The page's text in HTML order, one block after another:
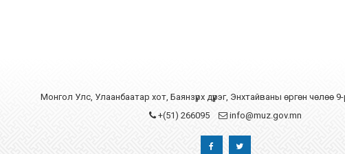
Монгол Улс, Улаанбаатар хот, Баянзүрх дүүрэг, Энхтайваны өргөн чөлөө
+(51) 266095
info@muz.gov.mn